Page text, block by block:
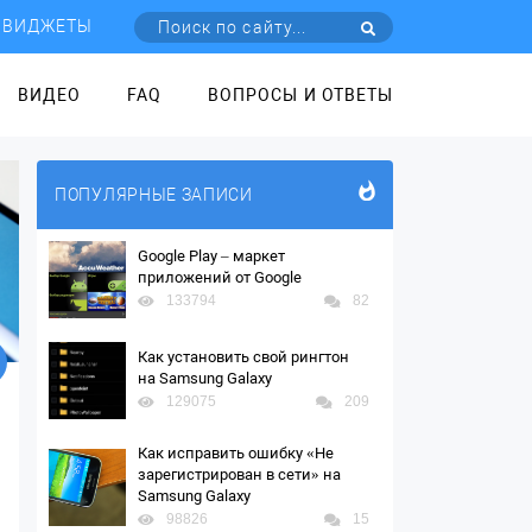
ВИДЖЕТЫ
ВИДЕО FAQ ВОПРОСЫ И ОТВЕТЫ
ПОПУЛЯРНЫЕ ЗАПИСИ
Google Play – маркет
приложений от Google
133794 82
Как установить свой рингтон
на Samsung Galaxy
129075 209
Как исправить ошибку «Не
зарегистрирован в сети» на
Samsung Galaxy
98826 15